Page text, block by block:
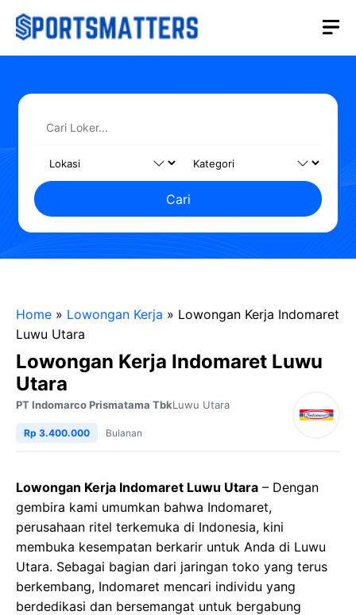
Langsung
Cari
Home » Lowongan Kerja » Lowongan Kerja Indomaret
Luwu Utara
Lowongan Kerja Indomaret Luwu
Utara
PT Indomarco Prismatama TbkLuwu Utara
Rp 3.400.000 Bulanan
Lowongan Kerja Indomaret Luwu Utara – Dengan
gembira kami umumkan bahwa Indomaret,
perusahaan ritel terkemuka di Indonesia, kini
membuka kesempatan berkarir untuk Anda di Luwu
Utara. Sebagai bagian dari jaringan toko yang terus
berkembang, Indomaret mencari individu yang
berdedikasi dan bersemangat untuk bergabung